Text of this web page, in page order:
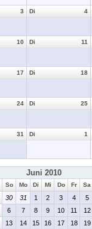
3 4
Di
10 11
Di
17 18
Di
24 25
Di
31 1
Di
Juni 2010
So Mo Di Mi Do Fr
Sa
30 31 1 2 3 4 5
6 7 8 9 10 11 12
13 14 15 16 17 18 19